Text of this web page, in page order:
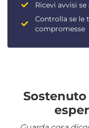
Ricevi avvisi
Controlla se le
compromesse